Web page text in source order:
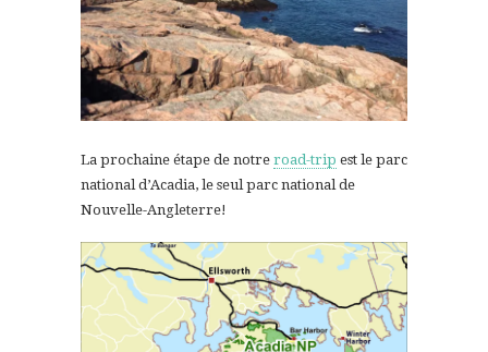
La prochaine étape de notre road-trip est le parc
national d’Acadia, le seul parc national de
Nouvelle-Angleterre!